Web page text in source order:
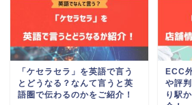
「ケセラセラ」を英語で言う
とどうなる？なんて言うと英
語圏で伝わるのかをご紹介！
ECC
や評
り駅